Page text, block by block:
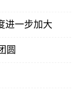
进一步加大
圆